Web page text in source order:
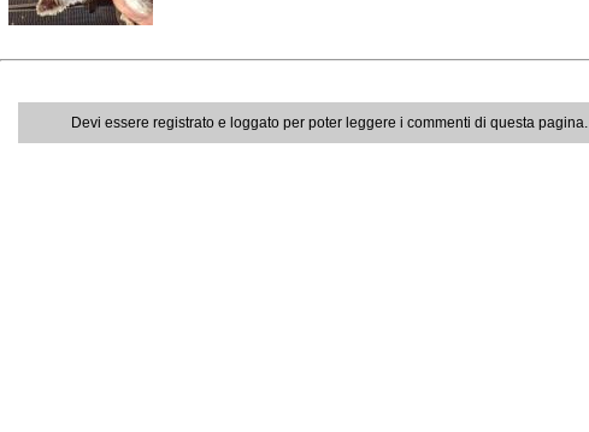
Devi essere registrato e loggato per poter leggere i commenti di questa pagina.